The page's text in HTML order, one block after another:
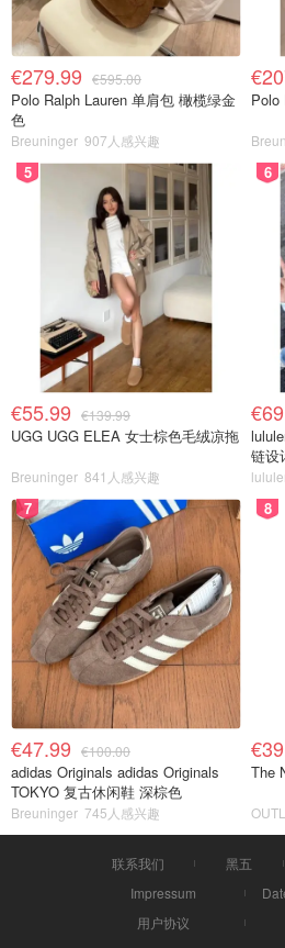
€279.99 €595.00
Polo Ralph Lauren 单肩包 橄榄绿金
色
Breuninger 907人感兴趣
Polo
5
€55.99 €139.99
UGG UGG ELEA 女士棕色毛绒凉拖
Breuninger 841人感兴趣
6
链设
7
€47.99 €100.00
adidas Originals adidas Originals
TOKYO 复古休闲鞋 深棕色
Breuninger 745人感兴趣
8
The
联系我们 黑五
Impressum
用户协议